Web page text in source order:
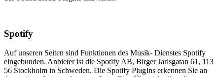
Spotify
Auf unseren Seiten sind Funktionen des Musik- Dienstes Spotify
eingebunden. Anbieter ist die Spotify AB, Birger Jarlsgatan 61, 113
56 Stockholm in Schweden. Die Spotify PlugIns erkennen Sie an